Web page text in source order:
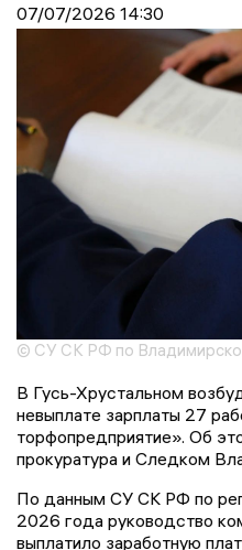
07/07/2026 14:30
© СУ СК РФ по
В Гусь-Хрустальном
невыплате зарплаты 27
торфопредприятие». Об
прокуратура и Следком
По данным СУ СК РФ по
2026 года руководство
выплатило заработную